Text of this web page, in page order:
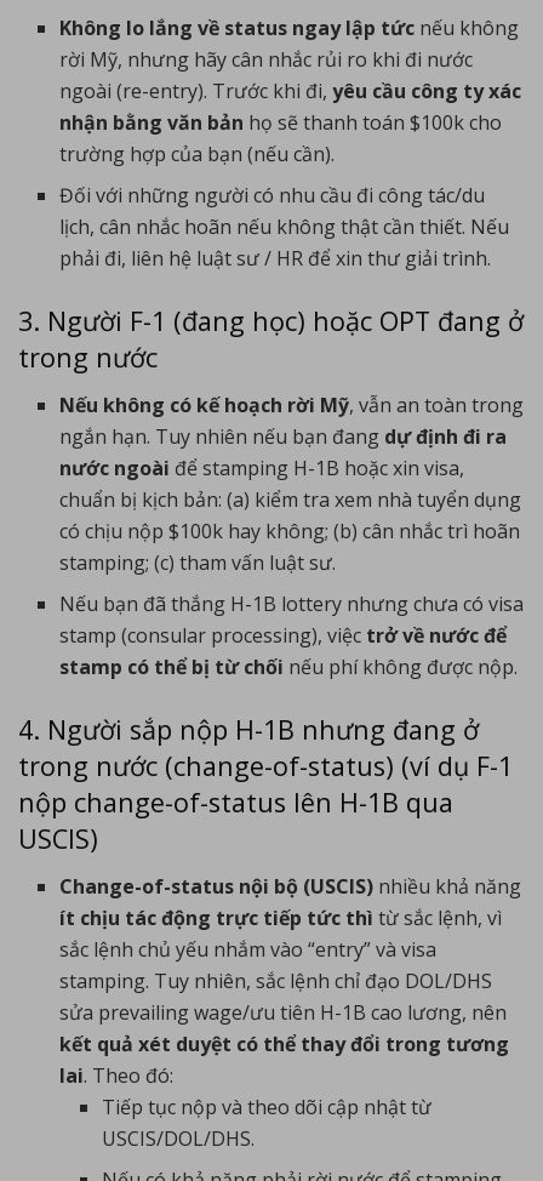
Không lo lắng về status ngay lập tức nếu không
rời Mỹ, nhưng hãy cân nhắc rủi ro khi đi nước
ngoài (re-entry). Trước khi đi,yêu cầu công ty xác
nhận bằng văn bản họ sẽ thanh toán $100k cho
trường hợp của bạn (nếu cần).
Đối với những người có nhu cầu đi công tác/du
lịch, cân nhắc hoãn nếu không thật cần thiết. Nếu
phải đi, liên hệ luật sư / HR để xin thư giải trình.
3. Người F-1 (đang học) hoặc OPT đang ở
trong nước
Nếu không có kế hoạch rời Mỹ, vẫn an toàn trong
ngắn hạn. Tuy nhiên nếu bạn đang dự định đi ra
nước ngoài để stamping H-1B hoặc xin visa,
chuẩn bị kịch bản: (a) kiểm tra xem nhà tuyển dụng
có chịu nộp $100k hay không; (b) cân nhắc trì hoãn
stamping; (c) tham vấn luật sư.
Nếu bạn đã thắng H-1B lottery nhưng chưa có visa
stamp (consular processing), việc trở về nước để
stamp có thể bị từ chối nếu phí không được nộp.
4. Người sắp nộp H-1B nhưng đang ở
trong nước (change-of-status) (ví dụ F-1
nộp change-of-status lên H-1B qua
USCIS)
Change-of-status nội bộ (USCIS) nhiều khả năng
ít chịu tác động trực tiếp tức thì từ sắc lệnh, vì
sắc lệnh chủ yếu nhắm vào “entry” và visa
stamping. Tuy nhiên, sắc lệnh chỉ đạo DOL/DHS
sửa prevailing wage/ưu tiên H-1B cao lương, nên
kết quả xét duyệt có thể thay đổi trong tương
lai. Theo đó:
Tiếp tục nộp và theo dõi cập nhật từ
USCIS/DOL/DHS.